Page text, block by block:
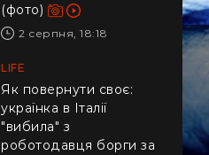
(фото)
2 серпня, 18:18
LIFE
​Як повернути своє:
українка в Італії
"вибила" з
роботодавця борги за